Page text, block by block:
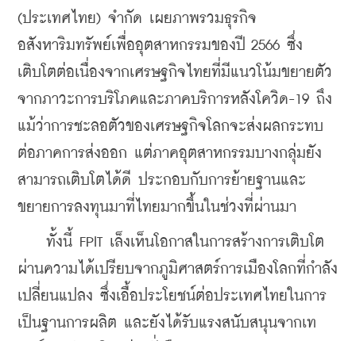
(ประเทศไทย) จำกัด เผยภาพรวมธุรกิจ
อสังหาริมทรัพย์เพื่ออุตสาหกรรมของปี 2566 ซึ่ง
เติบโตต่อเนื่องจากเศรษฐกิจไทยที่มีแนวโน้มขยายตัว
จากภาวะการบริโภคและภาคบริการหลังโควิด-19 ถึง
แม้ว่าการชะลอตัวของเศรษฐกิจโลกจะส่งผลกระทบ
ต่อภาคการส่งออก แต่ภาคอุตสาหกรรมบางกลุ่มยัง
สามารถเติบโตได้ดี ประกอบกับการย้ายฐานและ
ขยายการลงทุนมาที่ไทยมากขึ้นในช่วงที่ผ่านมา
ทั้งนี้ FPIT เล็งเห็นโอกาสในการสร้างการเติบโต
ผ่านความได้เปรียบจากภูมิศาสตร์การเมืองโลกที่กำลัง
เปลี่ยนแปลง ซึ่งเอื้อประโยชน์ต่อประเทศไทยในการ
เป็นฐานการผลิต และยังได้รับแรงสนับสนุนจากเท